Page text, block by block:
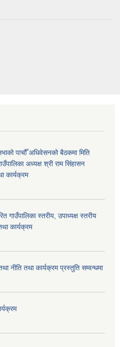
पाचौँ अधिवेसनको बैठकमा मिति
अध्यक्ष श्री राम सिंहासन
कार्यक्रम
गाउँपालिका स्तरीय, उपाध्यक्ष स्तरीय
कार्यक्रम
तथा कार्यक्रम प्रस्तुति सम्वन्धमा